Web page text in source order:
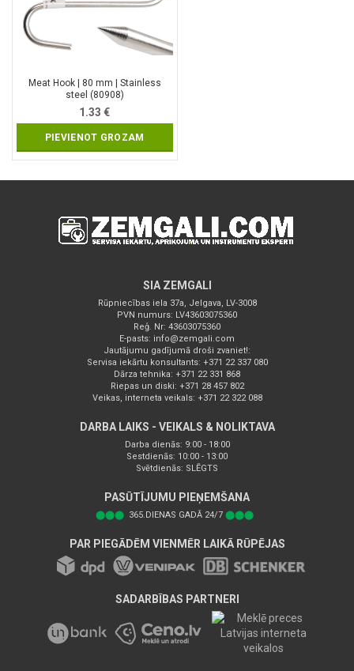
Meat Hook | 80 mm | Stainless
steel (80908)
1.33€
PIEVIENOT GROZAM
SIA ZEMGALI
Rūpniecības iela 37a, Jelgava, LV-3008
PVN numurs: LV43603075360
Reģ. Nr: 43603075360
E-pasts: info@zemgali.com
Jautājumu gadījumā droši zvaniet!:
Servisa iekārtu konsultants: +371 22 337 080
Dārza tehnika: +371 22 331 868
Riepas un diski: +371 28 457 802
Veikas, interneta veikals: +371 22 322 088
DARBA LAIKS - VEIKALS & NOLIKTAVA
Darba dienās: 9:00 - 18:00
Sestdienās: 10:00 - 13:00
Svētdienās: SLĒGTS
PASŪTĪJUMU PIEŅEMŠANA
⬤⬤⬤ 365.DIENAS GADĀ 24/7 ⬤⬤⬤
PAR PIEGĀDĒM VIENMĒR LAIKĀ RŪPĒJAS
SADARBĪBAS PARTNERI